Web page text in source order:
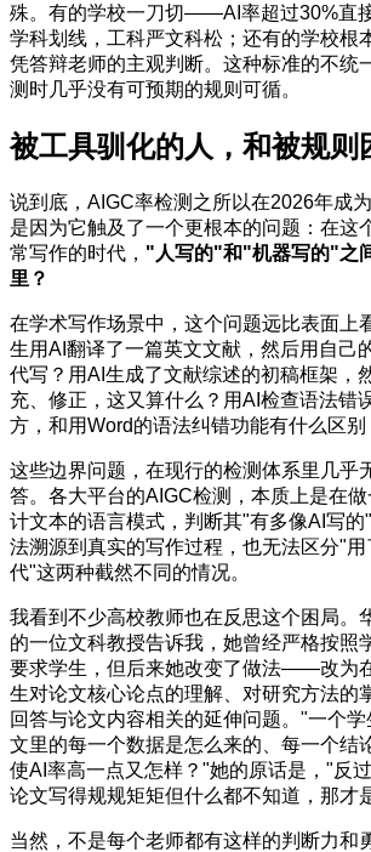
殊。有的学校一刀切——AI率超过30%直
学科划线，工科严文科松；还有的学校根
凭答辩老师的主观判断。这种标准的不统
测时几乎没有可预期的规则可循。
被工具驯化的人，和被规则
说到底，AIGC率检测之所以在2026年成
是因为它触及了一个更根本的问题：在这
常写作的时代， "人写的"和"机器写的"之
里？
在学术写作场景中，这个问题远比表面上
生用AI翻译了一篇英文文献，然后用自己
代写？用AI生成了文献综述的初稿框架，
充、修正，这又算什么？用AI检查语法错
方，和用Word的语法纠错功能有什么区别
这些边界问题，在现行的检测体系里几乎
答。各大平台的AIGC检测，本质上是在
计文本的语言模式，判断其"有多像AI写
法溯源到真实的写作过程，也无法区分"
代"这两种截然不同的情况。
我看到不少高校教师也在反思这个困局。
的一位文科教授告诉我，她曾经严格按照
要求学生，但后来她改变了做法——改为
生对论文核心论点的理解、对研究方法的
回答与论文内容相关的延伸问题。"一个
文里的每一个数据是怎么来的、每一个结
使AI率高一点又怎样？"她的原话是，"反
论文写得规规矩矩但什么都不知道，那才
当然，不是每个老师都有这样的判断力和